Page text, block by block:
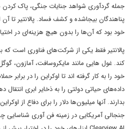
جمله گرد‌آوری شواهد جنایات جنگی، پاک
پناهندگان بیجاشده و کشف فساد. پالانتیر تا
خود بود که آن‌ها را بدون هیچ هزینه‌ای در
پالانتیر فقط یکی از شرکت‌های فناوری است
کند. غول هایی مانند مایکروسافت، آمازون،
خود را به کار گرفته اند تا اوکراین را در
داده‌های حیاتی دولتی را به ذخایر ابری انتقال
بدارند. آنها میلیون‌ها دلار را برای دفاع از
جنجالی آمریکایی در زمینه فن آوری شناسایی